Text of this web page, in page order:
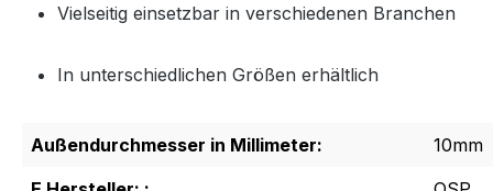
Vielseitig einsetzbar in verschiedenen Branchen
In unterschiedlichen Größen erhältlich
Außendurchmesser in Millimeter:
10mm